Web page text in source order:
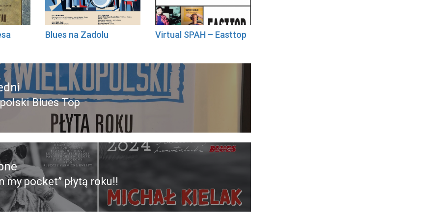
Blues na Zadolu Virtual SPAH – Easttop
Blues Top
my pocket” płytą roku!!